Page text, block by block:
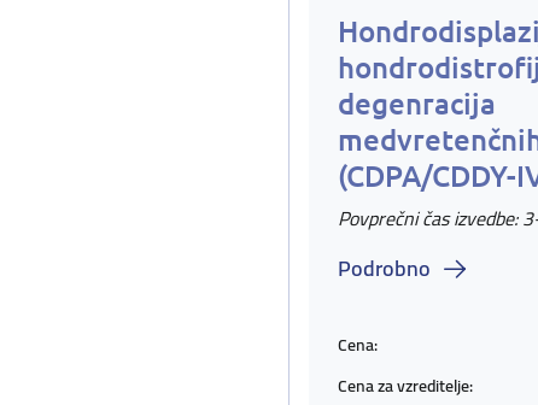
degenracija
(CDPA/CDDY-
Povprečni čas izvedbe:
Podrobno
Cena:
Cena za vzreditelje: